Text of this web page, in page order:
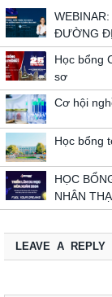
ĐƯỜNG
Học bổng
sơ
Cơ hội
Học bổng
HỌC
NHÂN
LEAVE A REPLY